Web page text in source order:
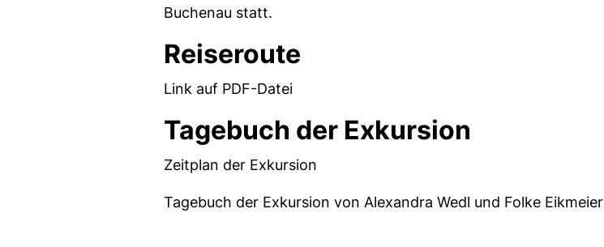
Buchenau statt.
Reiseroute
Link auf PDF-Datei
Tagebuch der Exkursion
Zeitplan der Exkursion
Tagebuch der Exkursion von Alexandra Wedl und Folke Eikmeier